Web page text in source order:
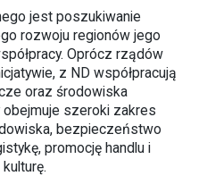
jest poszukiwanie
rozwoju regionów jego
Oprócz rządów
z ND współpracują
oraz środowiska
obejmuje szeroki zakres
bezpieczeństwo
promocję handlu i